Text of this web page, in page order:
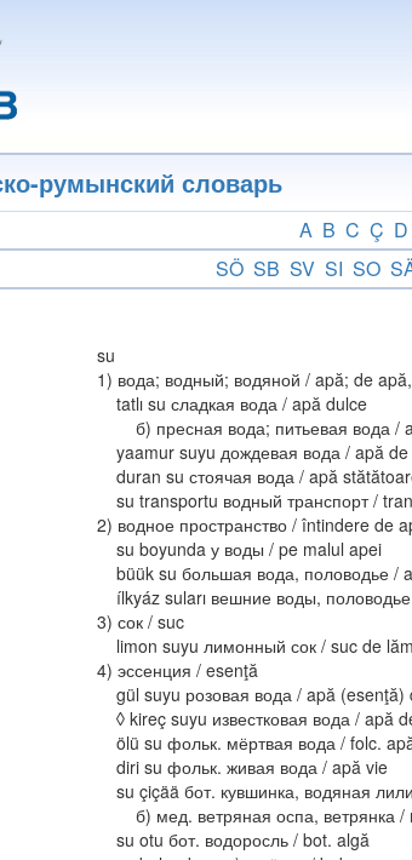
румынский словарь
A B C Ç D
SÖ SB SV SI SO
su
1) вода; водный; водяной / apă; de
tatlı su сладкая вода / apă dulce
б) пресная вода; питьевая вода /
yaamur suyu дождевая вода / apă
duran su стоячая вода / apă
su transportu водный транспорт /
2) водное пространство / întindere de
su boyunda у воды / pe malul apei
büük su большая вода, половодье /
ílkyáz suları вешние воды,
3) сок / suc
limon suyu лимонный сок / suc de
4) эссенция / esenţă
gül suyu розовая вода / apă (esenţă)
◊ kireç suyu известковая вода / apă
ölü su фольк. мёртвая вода / folc.
diri su фольк. живая вода / apă vie
su çiçää бот. кувшинка, водяная
б) мед. ветряная оспа, ветрянка /
su otu бот. водоросль / bot. algă